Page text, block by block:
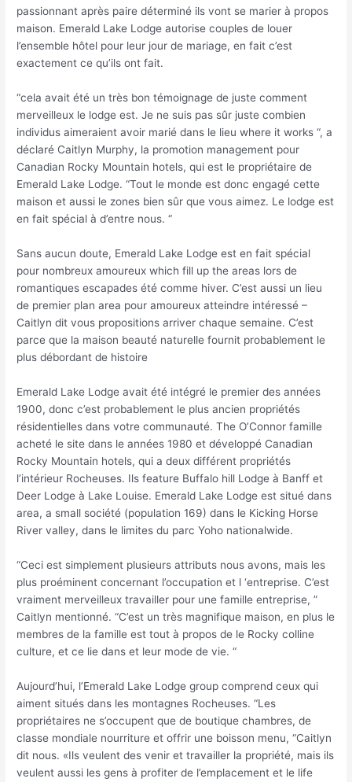
passionnant après paire déterminé ils vont se marier à propos
maison. Emerald Lake Lodge autorise couples de louer
l’ensemble hôtel pour leur jour de mariage, en fait c’est
exactement ce qu’ils ont fait.
“cela avait été un très bon témoignage de juste comment
merveilleux le lodge est. Je ne suis pas sûr juste combien
individus aimeraient avoir marié dans le lieu where it works “, a
déclaré Caitlyn Murphy, la promotion management pour
Canadian Rocky Mountain hotels, qui est le propriétaire de
Emerald Lake Lodge. “Tout le monde est donc engagé cette
maison et aussi le zones bien sûr que vous aimez. Le lodge est
en fait spécial à d’entre nous. “
Sans aucun doute, Emerald Lake Lodge est en fait spécial
pour nombreux amoureux which fill up the areas lors de
romantiques escapades été comme hiver. C’est aussi un lieu
de premier plan area pour amoureux atteindre intéressé –
Caitlyn dit vous propositions arriver chaque semaine. C’est
parce que la maison beauté naturelle fournit probablement le
plus débordant de histoire
Emerald Lake Lodge avait été intégré le premier des années
1900, donc c’est probablement le plus ancien propriétés
résidentielles dans votre communauté. The O’Connor famille
acheté le site dans le années 1980 et développé Canadian
Rocky Mountain hotels, qui a deux différent propriétés
l’intérieur Rocheuses. Ils feature Buffalo hill Lodge à Banff et
Deer Lodge à Lake Louise. Emerald Lake Lodge est situé dans
area, a small société (population 169) dans le Kicking Horse
River valley, dans le limites du parc Yoho nationalwide.
“Ceci est simplement plusieurs attributs nous avons, mais les
plus proéminent concernant l’occupation et l ‘entreprise. C’est
vraiment merveilleux travailler pour une famille entreprise, ”
Caitlyn mentionné. “C’est un très magnifique maison, en plus le
membres de la famille est tout à propos de le Rocky colline
culture, et ce lie dans et leur mode de vie. “
Aujourd’hui, l’Emerald Lake Lodge group comprend ceux qui
aiment situés dans les montagnes Rocheuses. “Les
propriétaires ne s’occupent que de boutique chambres, de
classe mondiale nourriture et offrir une boisson menu, “Caitlyn
dit nous. «Ils veulent des venir et travailler la propriété, mais ils
veulent aussi les gens à profiter de l’emplacement et le life